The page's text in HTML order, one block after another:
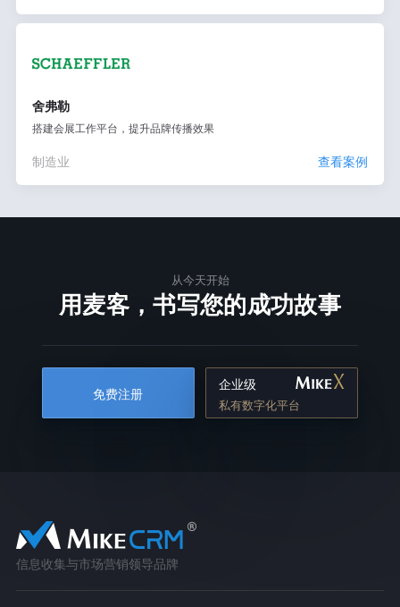
舍弗勒
搭建会展工作平台，提升品牌传播效果
制造业 查看案例
从今天开始
用麦客，书写您的成功故事
免费注册
企业级
私有数字化平台
信息收集与市场营销领导品牌